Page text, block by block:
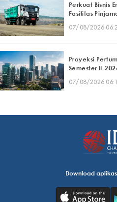
Perkuat Bisnis
Fasilitas
07/08/2026
Proyeksi
Semester II-
07/08/2026
Download